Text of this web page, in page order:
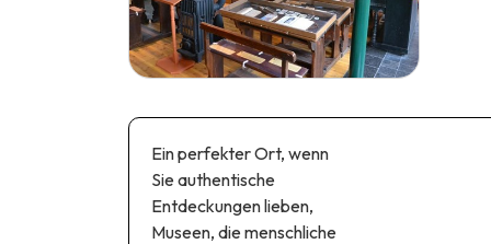
Ein perfekter Ort, wenn
Sie authentische
Entdeckungen lieben,
Museen, die menschliche